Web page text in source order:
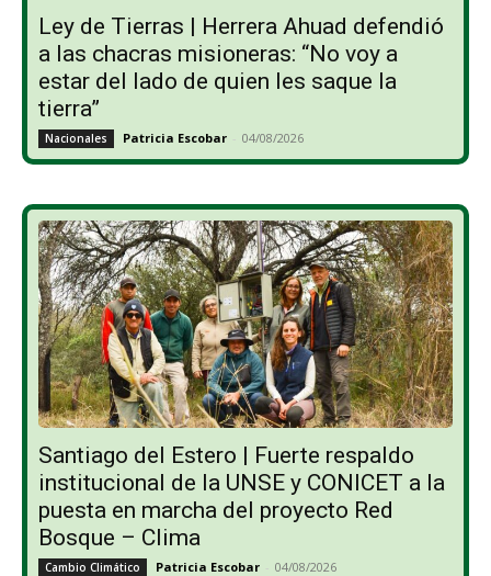
Ley de Tierras | Herrera Ahuad defendió
a las chacras misioneras: “No voy a
estar del lado de quien les saque la
tierra”
Nacionales Patricia Escobar - 04/08/2026
Santiago del Estero | Fuerte respaldo
institucional de la UNSE y CONICET a la
puesta en marcha del proyecto Red
Bosque – Clima
Cambio Climático Patricia Escobar - 04/08/2026